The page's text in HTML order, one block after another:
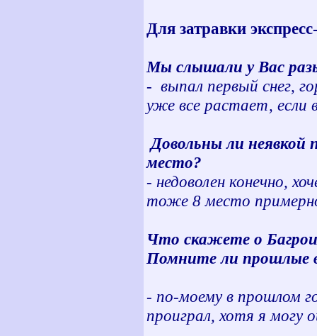
Для затравки
Мы слышали у Вас
- выпал первый снег,
уже все растает, если
Довольны ли неявкой
место?
- недоволен конечно,
тоже 8 место
Что скажете о
Помните ли прошлые
- по-моему в прошлом
проиграл, хотя я могу